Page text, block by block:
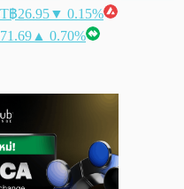
฿26.95▼ 0.15%
▲ 0.70%